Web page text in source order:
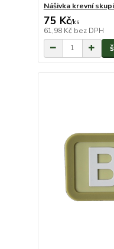
Nášivka krevní
75 Kč/ks
61,98 Kč bez DPH